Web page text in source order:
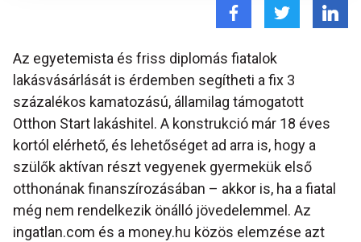
Az egyetemista és friss diplomás fiatalok
lakásvásárlását is érdemben segítheti a fix 3
százalékos kamatozású, államilag támogatott
Otthon Start lakáshitel. A konstrukció már 18 éves
kortól elérhető, és lehetőséget ad arra is, hogy a
szülők aktívan részt vegyenek gyermekük első
otthonának finanszírozásában – akkor is, ha a fiatal
még nem rendelkezik önálló jövedelemmel. Az
ingatlan.com és a money.hu közös elemzése azt